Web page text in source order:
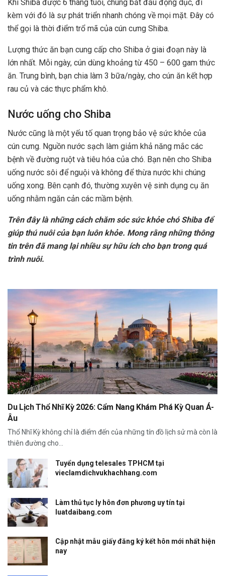
Khi Shiba được 6 tháng tuổi, chúng bắt đầu động dục, đi
kèm với đó là sự phát triển nhanh chóng về mọi mặt. Đây có
thể gọi là thời điểm trổ mã của cún cưng Shiba.
Lượng thức ăn bạn cung cấp cho Shiba ở giai đoạn này là
lớn nhất. Mỗi ngày, cún dùng khoảng từ 450 – 600 gam thức
ăn. Trung bình, bạn chia làm 3 bữa/ngày, cho cún ăn kết hợp
rau củ và các thực phẩm khô.
Nước uống cho Shiba
Nước cũng là một yếu tố quan trọng bảo vệ sức khỏe của
cún cưng. Nguồn nước sạch làm giảm khả năng mắc các
bệnh về đường ruột và tiêu hóa của chó. Bạn nên cho Shiba
uống nước sôi để nguội và không để thừa nước khi chúng
uống xong. Bên cạnh đó, thường xuyên vệ sinh dụng cụ ăn
uống nhằm ngăn cản các mầm bệnh.
Trên đây là những cách chăm sóc sức khỏe chó Shiba để
giúp thú nuôi của bạn luôn khỏe. Mong rằng những thông
tin trên đã mang lại nhiều sự hữu ích cho bạn trong quá
trình nuôi.
Du Lịch Thổ Nhĩ Kỳ 2026: Cẩm Nang Khám Phá Kỳ Quan Á-
Âu
Thổ Nhĩ Kỳ không chỉ là điểm đến của những tín đồ lịch sử mà còn là
thiên đường cho...
Tuyển dụng telesales TPHCM tại
vieclamdichvukhachhang.com
Làm thủ tục ly hôn đơn phương uy tín tại
luatdaibang.com
Cập nhật mẫu giấy đăng ký kết hôn mới nhất hiện
nay